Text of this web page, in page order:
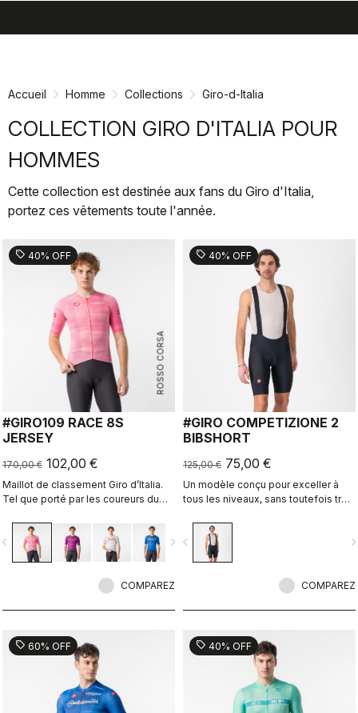
directement
navigation
directement
Accueil Homme Collections Giro-d-Italia
COLLECTION GIRO D'ITALIA POUR
HOMMES
Cette collection est destinée aux fans du Giro d'Italia,
portez ces vêtements toute l'année.
ROSSO CORSA
sell 40% OFF
#GIRO109 RACE 8S
JERSEY
170,00 € 102,00 €
Maillot de classement Giro d’Italia.
Tel que porté par les coureurs du
navigate_next
COMPAREZ
sell 40% OFF
#GIRO COMPETIZIONE 2
BIBSHORT
125,00 € 75,00 €
Un modèle conçu pour exceller à
tous les niveaux, sans toutefois trop
navigate_before
COMPAREZ
sell 60% OFF sell 40% OFF